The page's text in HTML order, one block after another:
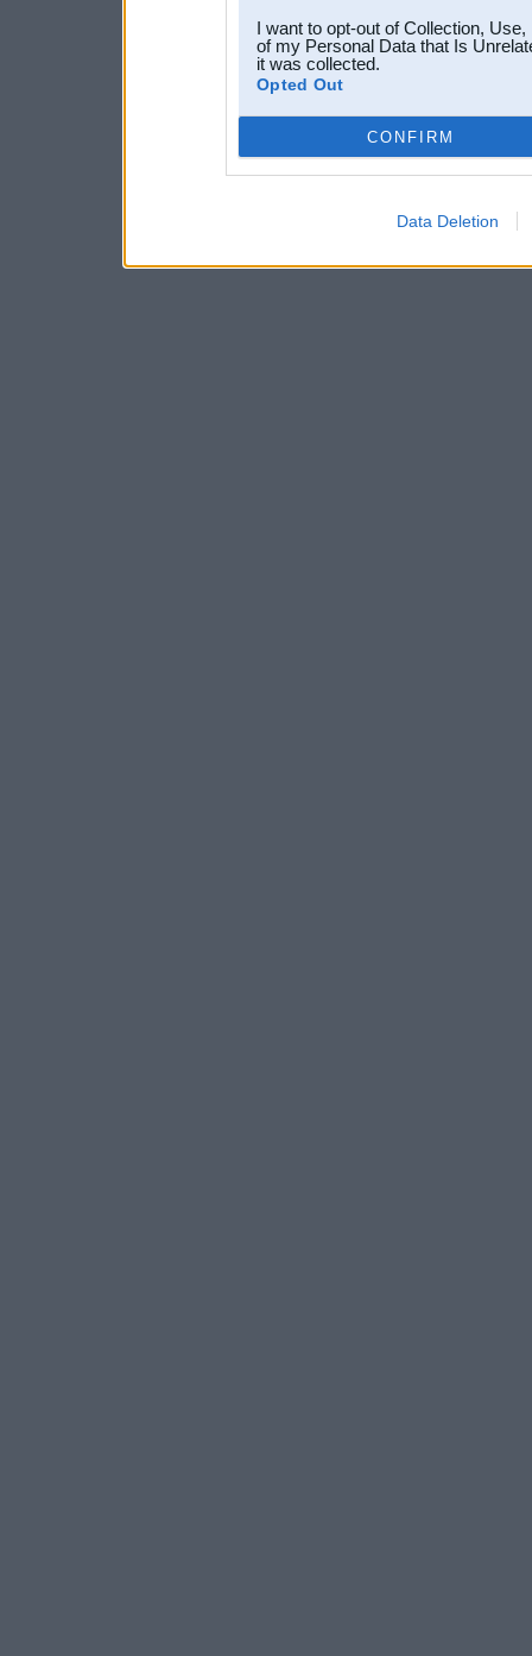
I want to opt-out of Collection,
of my Personal Data that Is
it was collected.
Opted Out
CONFIRM
Data Deletion